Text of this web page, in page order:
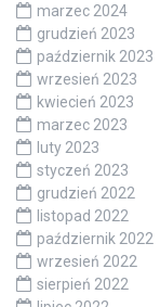
marzec 2024
grudzień 2023
październik 2023
wrzesień 2023
kwiecień 2023
marzec 2023
luty 2023
styczeń 2023
grudzień 2022
listopad 2022
październik 2022
wrzesień 2022
sierpień 2022